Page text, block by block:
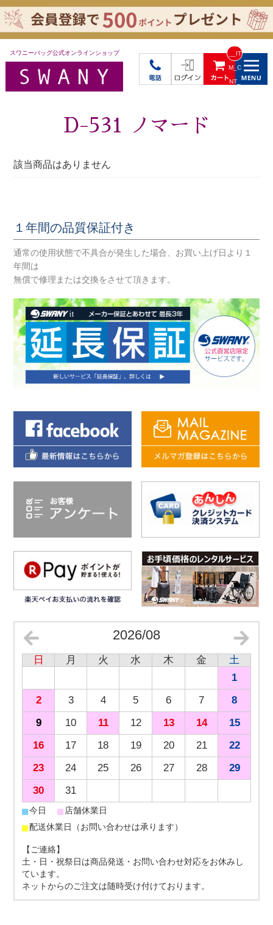
スワニーバッグ公式オンラインショップ __IT
M_C
NT_
D-531 ノマード
該当商品はありません
１年間の品質保証付き
通常の使用状態で不具合が発生した場合、お買い上げ日より１
年間は
無償で修理または交換をさせて頂きます。
2026/08
日 月 火 水 木 金
土
1
2
3 4 5 6 7
8
9
10 11 12 13 14
15
16
17 18 19 20 21
22
23
24 25 26 27 28
29
30
31
■今日 ■店舗休業日
■配送休業日（お問い合わせは承ります）
【ご連絡】
土・日・祝祭日は商品発送・お問い合わせ対応をお休みし
ています。
ネットからのご注文は随時受け付けております。